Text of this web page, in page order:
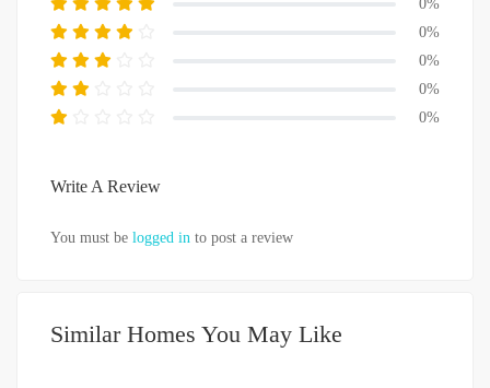
0%
0%
0%
0%
0%
Write A Review
You must be logged in to post a review
Similar Homes You May Like